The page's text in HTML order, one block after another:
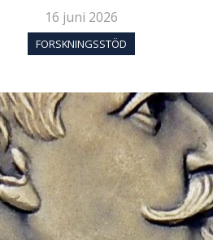
16 juni 2026
FORSKNINGSSTÖD